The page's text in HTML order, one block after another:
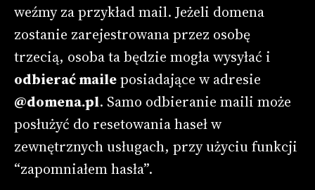
weźmy za przykład mail. Jeżeli domena
zostanie zarejestrowana przez osobę
trzecią, osoba ta będzie mogła wysyłać i
odbierać maileposiadające w adresie
@domena.pl. Samo odbieranie maili może
posłużyć do resetowania haseł w
zewnętrznych usługach, przy użyciu funkcji
“zapomniałem hasła”.